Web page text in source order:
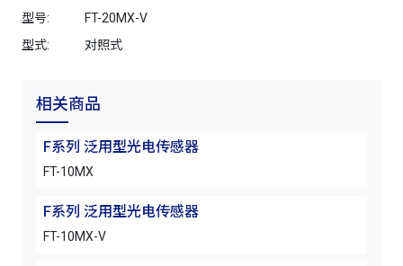
型号:
FT-20MX-V
型式:
对照式
相关商品
F系列 泛用型光电传感器
FT-10MX
F系列 泛用型光电传感器
FT-10MX-V